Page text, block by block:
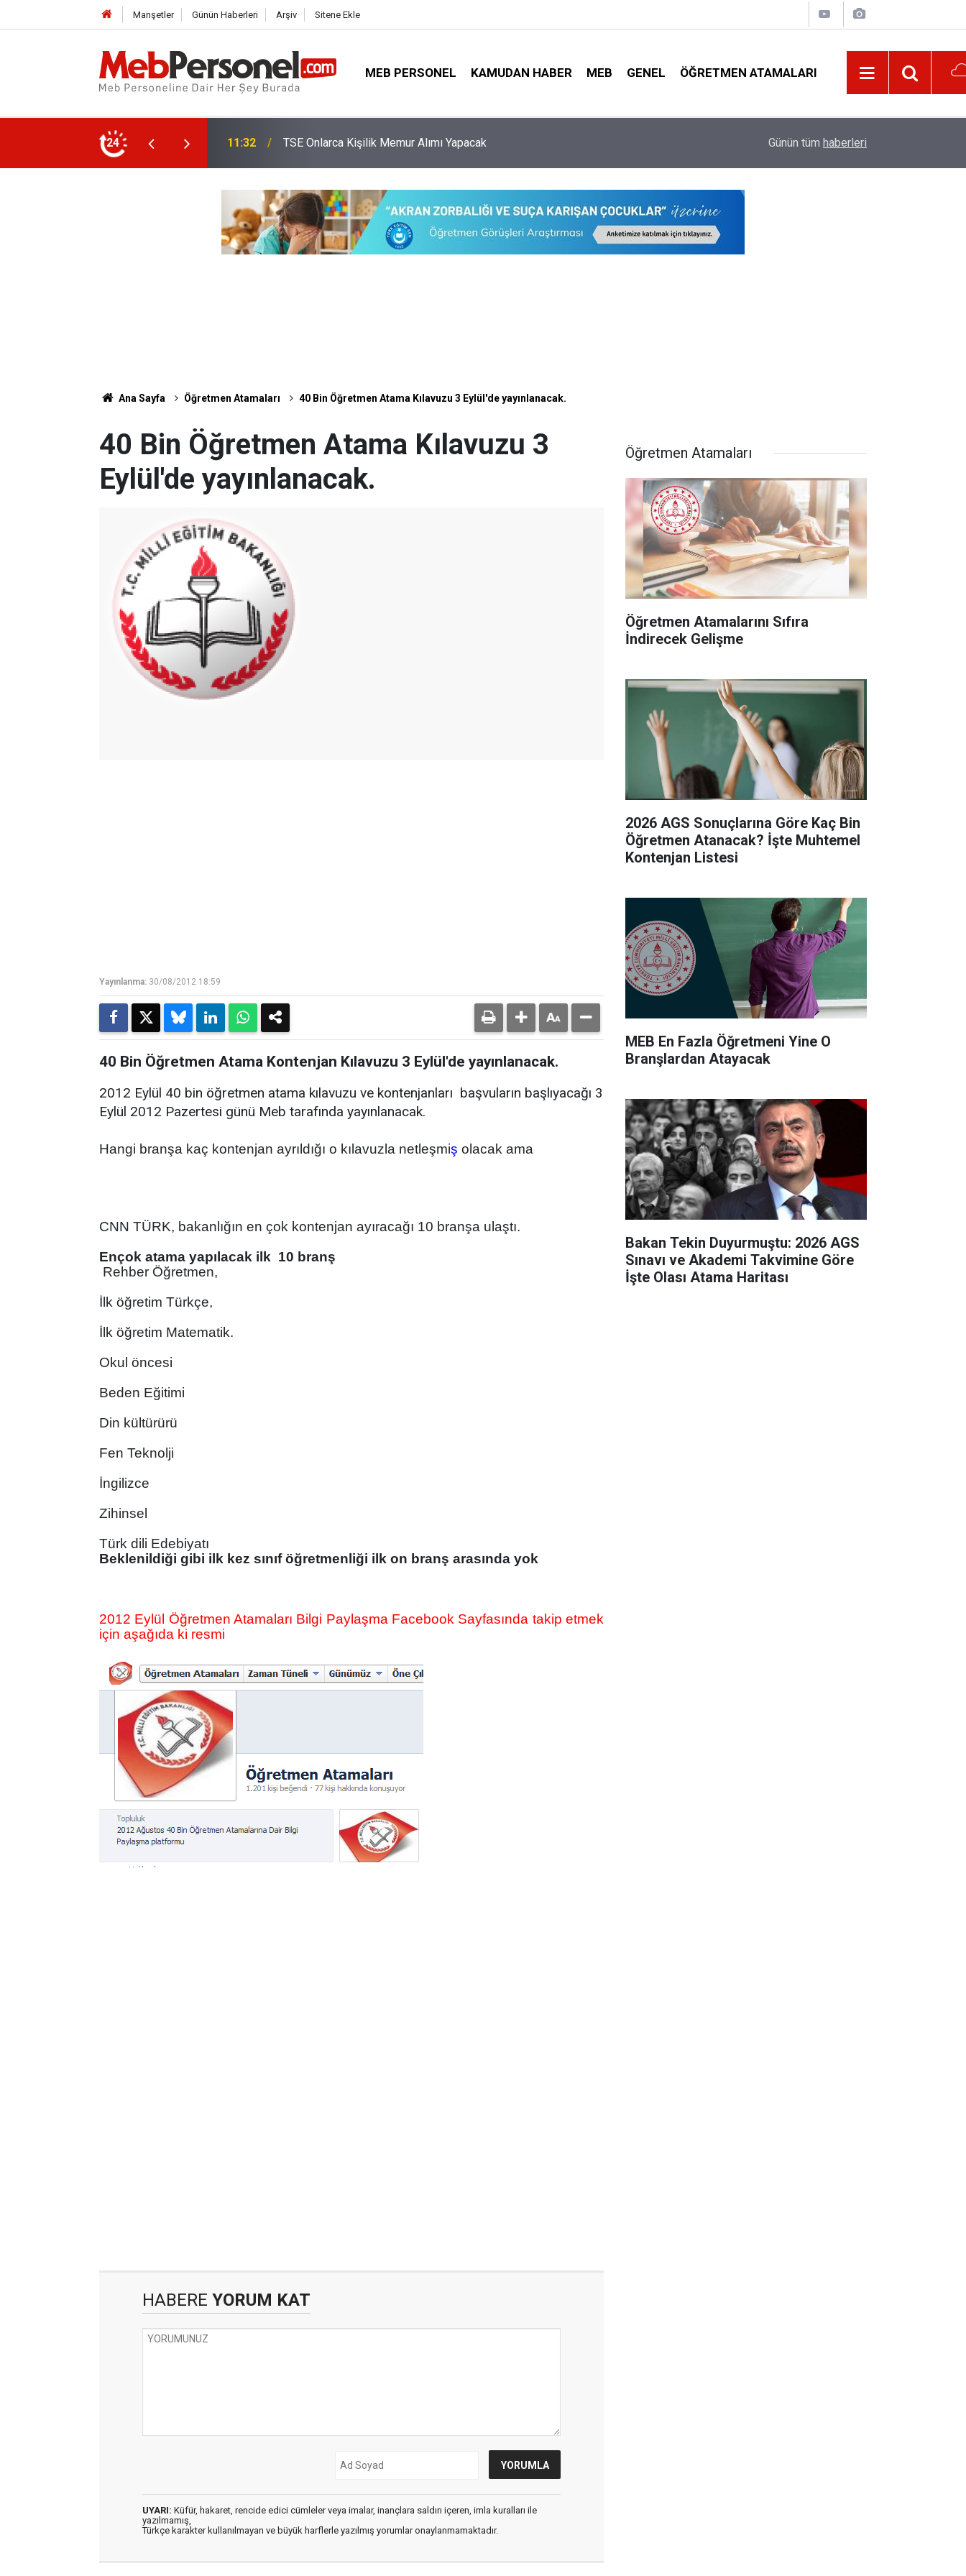
Manşetler Günün Haberleri Arşiv Sitene Ekle
MEB PERSONEL KAMUDAN HABER MEB GENEL ÖĞRETMEN ATAMALARI
24 11:02 Öğretmenler İçin İmzalana En Yüksek 5 Promosyon Anlaşması Öğrenci Affından Kimler Yararlanacak, Kimler
Günün tüm haberleri
Ana Sayfa Öğretmen Atamaları 40 Bin Öğretmen Atama Kılavuzu 3 Eylül'de yayınlanacak.
40 Bin Öğretmen Atama Kılavuzu 3
Eylül'de yayınlanacak.
Yayınlanma: 30/08/2012 18:59
40 Bin Öğretmen Atama Kontenjan Kılavuzu 3 Eylül'de yayınlanacak.
2012 Eylül 40 bin öğretmen atama kılavuzu ve kontenjanları başvuların başlıyacağı 3
Eylül 2012 Pazertesi günü Meb tarafında yayınlanacak.
Hangi branşa kaç kontenjan ayrıldığı o kılavuzla netleşmiş olacak ama
CNN TÜRK, bakanlığın en çok kontenjan ayıracağı 10 branşa ulaştı.
Ençok atama yapılacak ilk 10 branş
Rehber Öğretmen,
İlk öğretim Türkçe,
İlk öğretim Matematik.
Okul öncesi
Beden Eğitimi
Din kültürürü
Fen Teknolji
İngilizce
Zihinsel
Türk dili Edebiyatı
Beklenildiği gibi ilk kez sınıf öğretmenliği ilk on branş arasında yok
2012 Eylül Öğretmen Atamaları Bilgi Paylaşma Facebook Sayfasında takip etmek
için aşağıda ki resmi
HABERE YORUM KAT
UYARI: Küfür, hakaret, rencide edici cümleler veya imalar, inançlara saldırı içeren, imla kuralları ile
yazılmamış,
Türkçe karakter kullanılmayan ve büyük harflerle yazılmış yorumlar onaylanmamaktadır.
Öğretmen Atamaları
Öğretmen Atamalarını Sıfıra
İndirecek Gelişme
2026 AGS Sonuçlarına Göre Kaç Bin
Öğretmen Atanacak? İşte Muhtemel
Kontenjan Listesi
MEB En Fazla Öğretmeni Yine O
Branşlardan Atayacak
Bakan Tekin Duyurmuştu: 2026 AGS
Sınavı ve Akademi Takvimine Göre
İşte Olası Atama Haritası